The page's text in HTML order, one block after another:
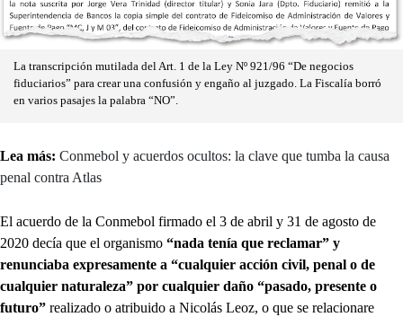
La transcripción mutilada del Art. 1 de la Ley Nº 921/96 “De negocios
fiduciarios” para crear una confusión y engaño al juzgado. La Fiscalía borró
en varios pasajes la palabra “NO”.
Lea más: Conmebol y acuerdos ocultos: la clave que tumba la causa
penal contra Atlas
El acuerdo de la Conmebol firmado el 3 de abril y 31 de agosto de
2020 decía que el organismo “nada tenía que reclamar” y
renunciaba expresamente a “cualquier acción civil, penal o de
cualquier naturaleza” por cualquier daño “pasado, presente o
futuro” realizado o atribuido a Nicolás Leoz, o que se relacionare